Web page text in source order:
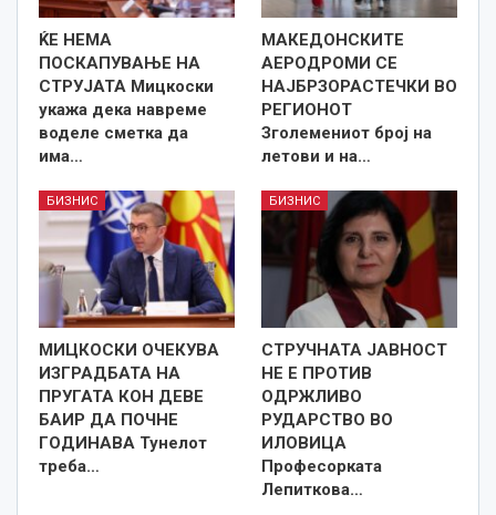
ЌЕ НЕМА
ПОСКАПУВАЊЕ НА
СТРУЈАТА Мицкоски
укажа дека навреме
воделе сметка да
има…
МАКЕДОНСКИТЕ
АЕРОДРОМИ СЕ
НАЈБРЗОРАСТЕЧКИ ВО
РЕГИОНОТ
Зголемениот број на
летови и на…
БИЗНИС
МИЦКОСКИ ОЧЕКУВА
ИЗГРАДБАТА НА
ПРУГАТА КОН ДЕВЕ
БАИР ДА ПОЧНЕ
ГОДИНАВА Тунелот
треба…
БИЗНИС
СТРУЧНАТА ЈАВНОСТ
НЕ Е ПРОТИВ
ОДРЖЛИВО
РУДАРСТВО ВО
ИЛОВИЦА
Професорката
Лепиткова…